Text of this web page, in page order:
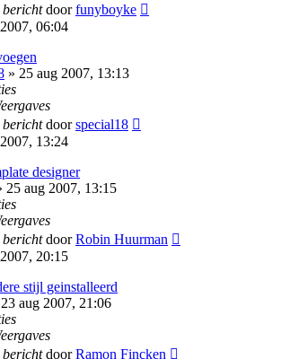
berichtdoorfunyboyke
06:04
» 25 aug 2007, 13:13
berichtdoorspecial18
13:24
designer
25 aug 2007, 13:15
berichtdoorRobin Huurman
20:15
stijl geinstalleerd
aug 2007, 21:06
berichtdoorRamon Fincken